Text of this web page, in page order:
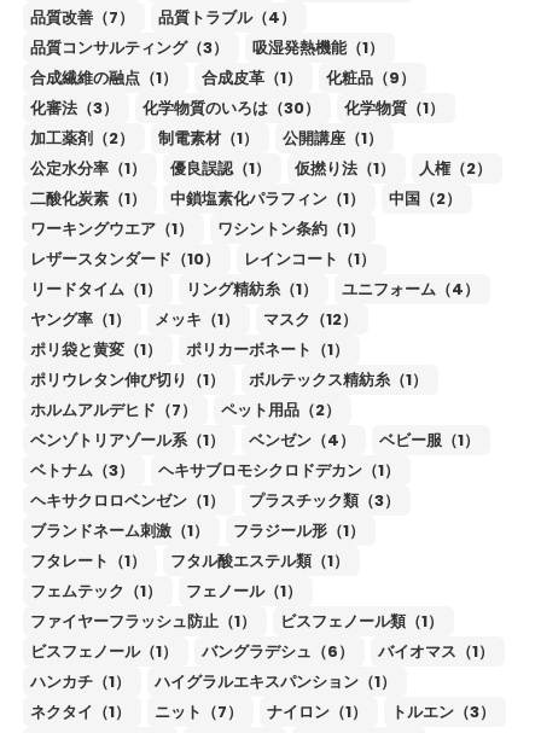
品質改善（7）
品質トラブル（4）
品質コンサルティング（3）
吸湿発熱機能（1）
合成繊維の融点（1）
合成皮革（1）
化粧品（9）
化審法（3）
化学物質のいろは（30）
化学物質（1）
加工薬剤（2）
制電素材（1）
公開講座（1）
公定水分率（1）
優良誤認（1） 仮撚り法（1）
人権（2）
二酸化炭素（1）
中鎖塩素化パラフィン（1）
中国（2）
ワーキングウエア（1）
ワシントン条約（1）
レザースタンダード（10）
レインコート（1）
リードタイム（1）
リング精紡糸（1）
ユニフォーム（4）
ヤング率（1）
メッキ（1）
マスク（12）
ポリ袋と黄変（1）
ポリカーボネート（1）
ポリウレタン伸び切り（1）
ボルテックス精紡糸（1）
ホルムアルデヒド（7）
ペット用品（2）
ベンゾトリアゾール系（1）
ベンゼン（4）
ベビー服（1）
ベトナム（3）
ヘキサブロモシクロドデカン（1）
ヘキサクロロベンゼン（1）
プラスチック類（3）
ブランドネーム刺激（1）
フラジール形（1）
フタレート（1）
フタル酸エステル類（1）
フェムテック（1）
フェノール（1）
ファイヤーフラッシュ防止（1）
ビスフェノール類（1）
ビスフェノール（1）
バングラデシュ（6）
バイオマス（1）
ハンカチ（1）
ハイグラルエキスパンション（1）
ネクタイ（1）
ニット（7） ナイロン（1）
トルエン（3）